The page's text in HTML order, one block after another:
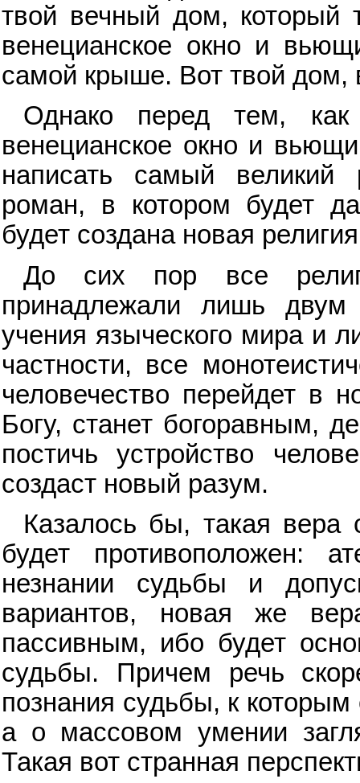
твой вечный дом,
венецианское окно и
самой крыше. Вот твой дом,
Однако перед тем,
венецианское окно и
написать самый великий
роман, в котором будет
будет создана новая
До сих пор все
принадлежали лишь двум
учения языческого мира и
частности, все
человечество перейдет в
Богу, станет богоравным,
постичь устройство
создаст новый разум.
Казалось бы, такая вера
будет противоположен:
незнании судьбы и
вариантов, новая же
пассивным, ибо будет
судьбы. Причем речь
познания судьбы, к которым
а о массовом умении
Такая вот странная